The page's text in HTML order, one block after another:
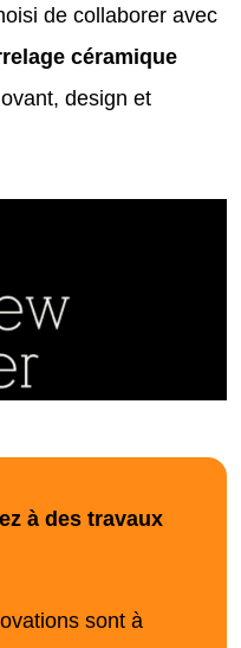
de collaborer avec
céramique
design et
à des travaux
sont à